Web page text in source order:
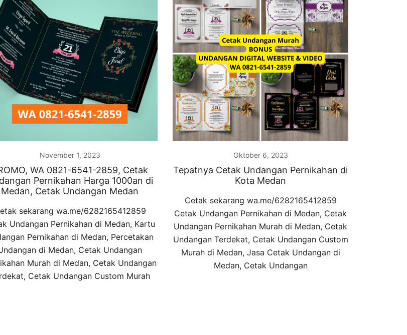
November 1, 2023
WA 0821-6541-2859, Cetak
Pernikahan Harga 1000an di
Medan, Cetak Undangan Medan
sekarang wa.me/6282165412859
Undangan Pernikahan di Medan, Kartu
Pernikahan di Medan, Percetakan
di Medan, Cetak Undangan
Murah di Medan, Cetak Undangan
Cetak Undangan Custom Murah
Oktober 6, 2023
Tepatnya Cetak Undangan Pernikahan di
Kota Medan
Cetak sekarang wa.me/6282165412859
Cetak Undangan Pernikahan di Medan, Cetak
Undangan Pernikahan Murah di Medan, Cetak
Undangan Terdekat, Cetak Undangan Custom
Murah di Medan, Jasa Cetak Undangan di
Medan, Cetak Undangan